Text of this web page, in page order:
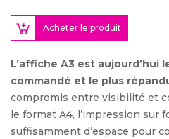
Acheter le produit
L’affiche A3 est aujourd’hui
commandé et le plus
compromis entre visibilité et
le format A4, l’impression sur
suffisamment d’espace pour